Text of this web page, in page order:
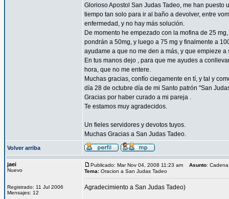
Glorioso Apostol San Judas Tadeo, me han
tiempo tan solo para ir al baño a devolver, entre
enfermedad, y no hay más solución.
De momento he empezado con la mofina de 25
pondrán a 50mg, y luego a 75 mg y finalmente a
ayudame a que no me den a más, y que empieze
En tus manos dejo , para que me ayudes a
hora, que no me entere.
Muchas gracias, confío ciegamente en tí, y tal y
día 28 de octubre día de mi Santo patrón "San
Gracias por haber curado a mi pareja .
Te estamos muy agradecidos.
Un fieles servidores y devotos tuyos.
Muchas Gracias a San Judas Tadeo.
Volver arriba
jaei
Nuevo
Registrado: 11 Jul 2006
Mensajes: 12
Publicado: Mar Nov 04, 2008 11:23 am Asunto:
Tema: Oracion a San Judas Tadeo
Agradecimiento a San Judas Tadeo)